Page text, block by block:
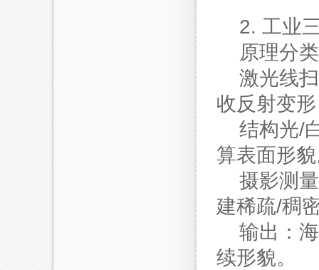
2. 工业
原理分
激光线
收反射变
结构光/
算表面形
摄影测
建稀疏/稠
输出：
续形貌。